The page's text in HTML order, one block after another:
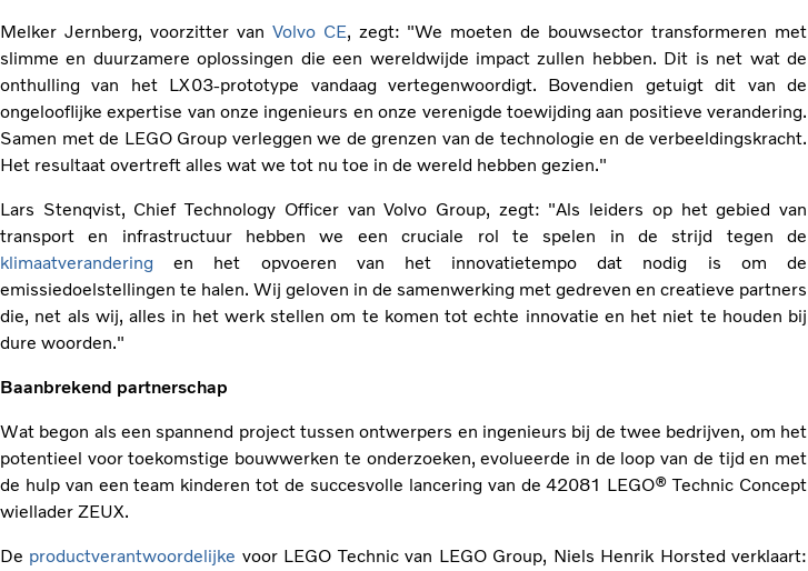
Melker Jernberg, voorzitter van Volvo CE, zegt: "We moeten de bouwsector transformeren met
slimme en duurzamere oplossingen die een wereldwijde impact zullen hebben. Dit is net wat de
onthulling van het LX03-prototype vandaag vertegenwoordigt. Bovendien getuigt dit van de
ongelooflijke expertise van onze ingenieurs en onze verenigde toewijding aan positieve verandering.
Samen met de LEGO Group verleggen we de grenzen van de technologie en de verbeeldingskracht.
Het resultaat overtreft alles wat we tot nu toe in de wereld hebben gezien."
Lars Stenqvist, Chief Technology Officer van Volvo Group, zegt: "Als leiders op het gebied van
transport en infrastructuur hebben we een cruciale rol te spelen in de strijd tegen de
klimaatverandering en het opvoeren van het innovatietempo dat nodig is om de
emissiedoelstellingen te halen. Wij geloven in de samenwerking met gedreven en creatieve partners
die, net als wij, alles in het werk stellen om te komen tot echte innovatie en het niet te houden bij
dure woorden."
Baanbrekend partnerschap
Wat begon als een spannend project tussen ontwerpers en ingenieurs bij de twee bedrijven, om het
potentieel voor toekomstige bouwwerken te onderzoeken, evolueerde in de loop van de tijd en met
de hulp van een team kinderen tot de succesvolle lancering van de 42081 LEGO® Technic Concept
wiellader ZEUX.
De productverantwoordelijke voor LEGO Technic van LEGO Group, Niels Henrik Horsted verklaart: